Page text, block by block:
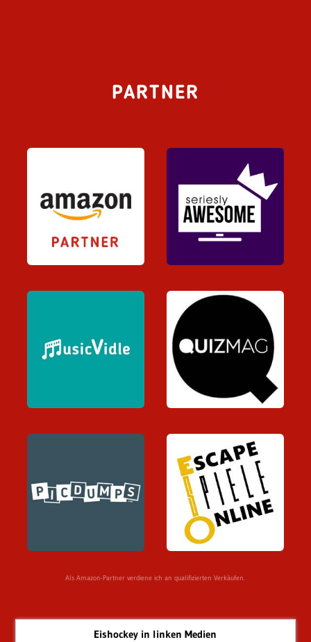
PARTNER
Als Amazon-Partner verdiene ich an qualifizierten Verkäufen.
Eishockey in linken Medien